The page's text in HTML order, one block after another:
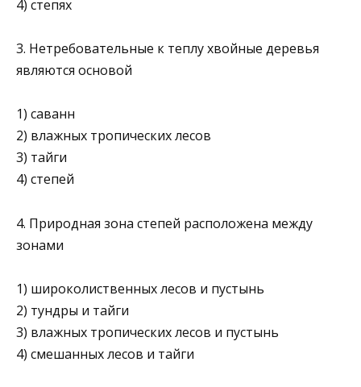
4) степях
3. Нетребовательные к теплу хвойные деревья
являются основой
1) саванн
2) влажных тропических лесов
3) тайги
4) степей
4. Природная зона степей расположена между
зонами
1) широколиственных лесов и пустынь
2) тундры и тайги
3) влажных тропических лесов и пустынь
4) смешанных лесов и тайги